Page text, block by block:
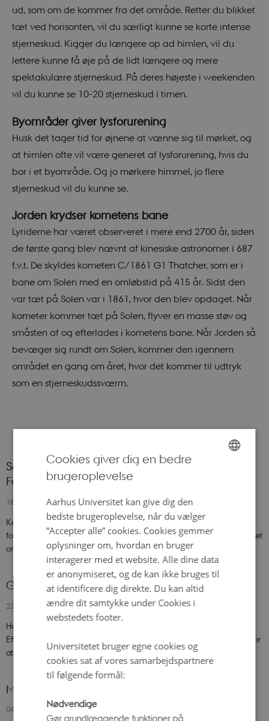
ud, som om de kommer fra det område. Retter du blikket
tæt ved horisonten, vil du særligt kunne se korte intense
stjerneskud. Kigger du længere op ad himlen, vil du
lettere kunne få øje på de lidt længere og mere
spektakulære stjerneskud. På deres højeste i weekenden
vil du kunne se 10-20 stjerneskud i timen.
Byområder giver lysforurening
Husk det tager tid for øjnene at vænne sig til mørket, og
at himlen ofte vil være generet af lysforurening, hvis du
bor i et byområde. Og jo mørkere himmel, jo flere
stjerneskud vil du kunne se.
Jorden krydser kometens bane
Lyriderne har været observeret i mere end 2700 år, siden
de første gang blev nævnt af kinesiske astronomer i 687
f.v.t. De skyldes kometen C/1861 G1 Thatcher, som er i
bane om Solen med en omløbstid på 415 år. Sidst den
var tæt på Solen var i 1861, hvor den blev opdaget. Når
kometer kommer tæt på Solen, flyver en masse støv og
småsten af og efterlades i kometens bane. Når Jorden så
bevæger sig rundt om Solen, kommer den igennem
området en gang om året, hvor det kommer til udtryk
som en stjerneskudssværm.
Seneste
Forårshimmel med store dyr og to planeter
18. marts 2026
Kalenderen siger forår. Men for astronomerne starter foråret ved
forårsjævndøgn 20. marts 2026. Så stjerneforevisningerne i Planetariet
om…
Guide til efterårets stjernehimmel
22. september 2025-Ole Rømer-Observatoriet
Har du også lagt mærke til, at aftenerne er blevet markant mørkere?
Efteråret og mørket følges ad. Og netop nu er der gode muligheder for
at opleve…
Måneformørkelse i Danmark
04. september 2025
Cookies giver dig en bedre
brugeroplevelse
Aarhus Universitet kan give dig den
bedste brugeroplevelse, når du vælger
”Accepter alle” cookies. Cookies gemmer
oplysninger om, hvordan en bruger
interagerer med et website. Alle dine data
er anonymiseret, og de kan ikke bruges til
at identificere dig direkte. Du kan altid
ændre dit samtykke under Cookies i
webstedets footer.
Universitetet bruger egne cookies og
cookies sat af vores samarbejdspartnere
til følgende formål:
Nødvendige
Gør grundlæggende funktioner på